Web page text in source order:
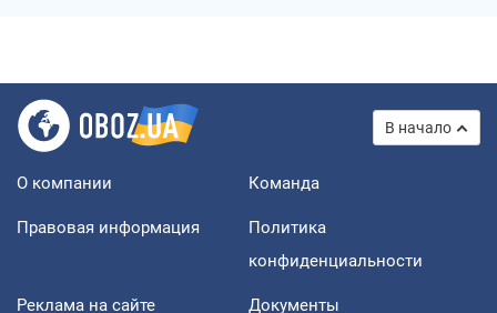
В начало
О компании Команда
Правовая информация
Политика
конфиденциальности
Реклама на сайте Документы